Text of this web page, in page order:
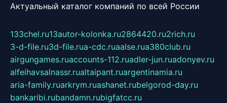
Актуальный каталог компаний по всей России
133chel.ru13autor-kolonka.ru2864420.ru2rich.ru
3-d-file.ru3d-file.rua-cdc.ruaalse.rua380club.ru
airgungames.ruaccounts-112.ruadler-jun.ruadonyev.ru
alfeihavsalnassr.rualtaipant.ruargentinamia.ru
aria-family.ruarkrym.ruashanet.rubelgorod-day.ru
bankaribi.rubandamn.rubigfatcc.ru